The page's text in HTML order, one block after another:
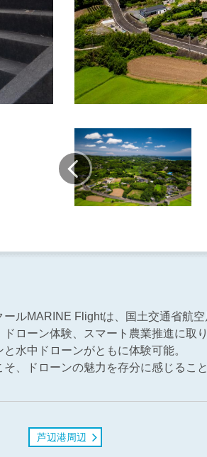
ールMARINE Flightは、国土交通省航
ドローン体験、スマート農業推進に取
水中ドローンがともに体験可能。
、ドローンの魅力を存分に感じること
芦辺港周辺